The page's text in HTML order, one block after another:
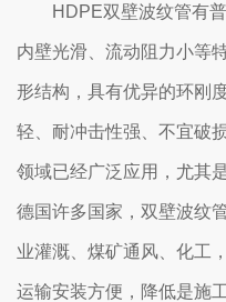
HDPE双壁波纹管有
内壁光滑、流动阻力小等
形结构，具有优异的环刚
轻、耐冲击性强、不宜破
领域已经广泛应用，尤其
德国许多国家，双壁波纹
业灌溉、煤矿通风、化工
运输安装方便，降低是施